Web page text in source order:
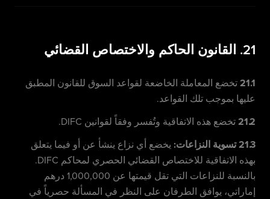
21. القانون الحاكم والاختصاص القضائي
21.1 تخضع المعاملة الخاضعة لقواعد السوق للقانون المطبق
عليها بموجب تلك القواعد.
21.2 تخضع هذه الاتفاقية وتُفسر وفقاً لقوانين DIFC.
21.3 تسوية النزاعات:
يخضع أي نزاع ينشأ عن أو فيما يتعلق
بهذه الاتفاقية للاختصاص القضائي الحصري لمحاكم DIFC.
بالنسبة للنزاعات التي تقل قيمتها عن 1,000,000 درهم
إماراتي، يوافق الطرفان على النظر في المسألة حصرياً في